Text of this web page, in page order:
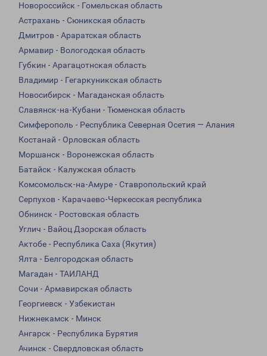
Новороссийск - Гомельская область
Астрахань - Сюникская область
Дмитров - Араратская область
Армавир - Вологодская область
Губкин - Арагацотнская область
Владимир - Гегаркуникская область
Новосибирск - Магаданская область
Славянск-на-Кубани - Тюменская область
Симферополь - Республика Северная Осетия — Алания
Костанай - Орловская область
Моршанск - Воронежская область
Батайск - Калужская область
Комсомольск-на-Амуре - Ставропольский край
Серпухов - Карачаево-Черкесская республика
Обнинск - Ростовская область
Углич - Вайоц Дзорская область
Актобе - Республика Саха (Якутия)
Ялта - Белгородская область
Магадан - ТАИЛАНД
Сочи - Армавирская область
Георгиевск - Узбекистан
Нижнекамск - Минск
Ангарск - Республика Бурятия
Ачинск - Свердловская область